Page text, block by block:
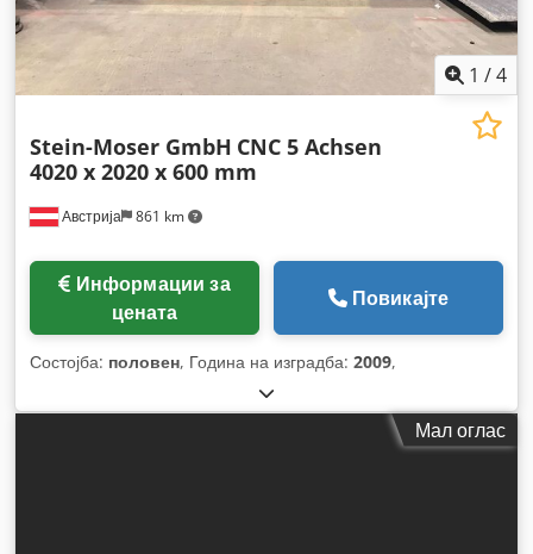
1 /4
Австрија 861 km
Stein-Moser GmbH CNC 5 Achsen
4020 x 2020 x 600 mm
цената
Повикајте
Состојба: половен, Година на изградба: 2009,
Мал оглас